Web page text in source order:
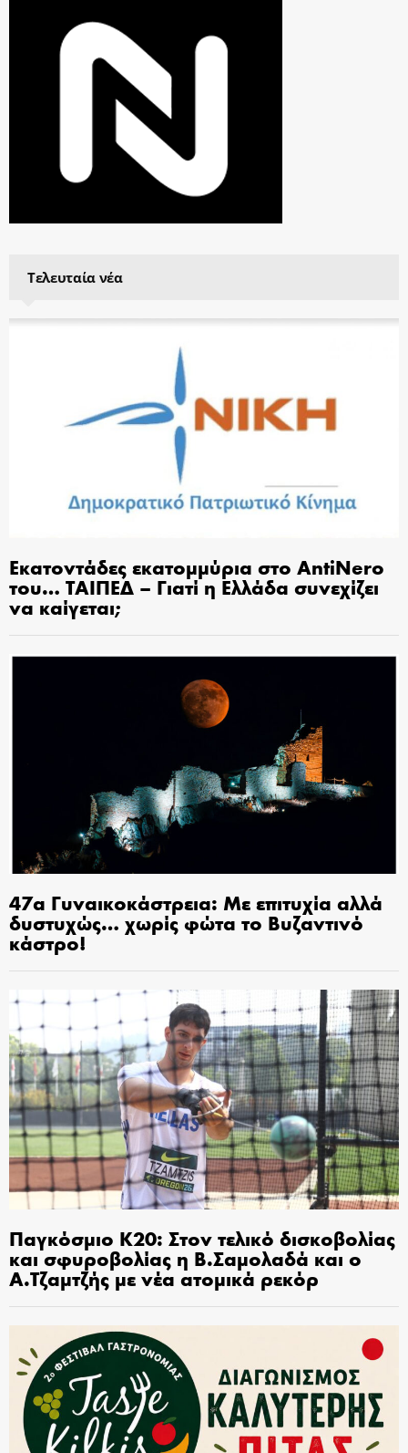
Τελευταία νέα
Εκατοντάδες εκατομμύρια στο AntiNero
του… ΤΑΙΠΕΔ – Γιατί η Ελλάδα συνεχίζει
να καίγεται;
47α Γυναικοκάστρεια: Με επιτυχία αλλά
δυστυχώς… χωρίς φώτα το Βυζαντινό
κάστρο!
Παγκόσμιο Κ20: Στον τελικό δισκοβολίας
και σφυροβολίας η Β.Σαμολαδά και ο
Α.Τζαμτζής με νέα ατομικά ρεκόρ